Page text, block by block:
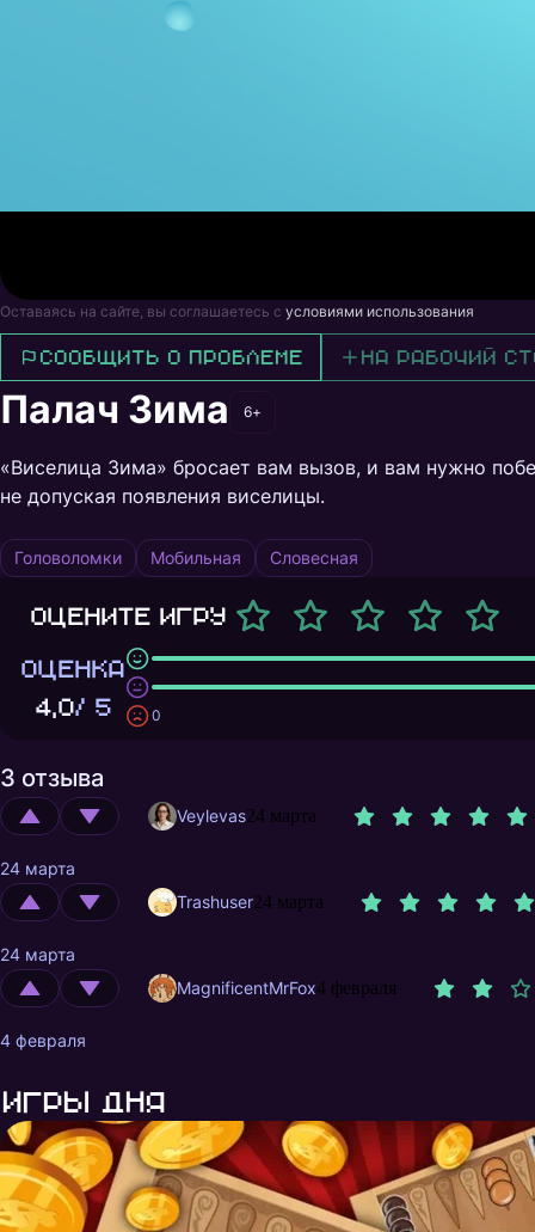
Оставаясь на сайте, вы соглашаетесь с условиями использования
Сообщить о проблеме На рабочий
Палач Зима 6+
«Виселица Зима» бросает вам вызов, и вам нужно
не допуская появления виселицы.
Головоломки Мобильная Словесная
Оцените игру
ОЦЕНКА
4,0/ 5 0
3 отзыва
Veylevas24 марта
24 марта
Trashuser24 марта
24 марта
MagnificentMrFox4 февраля
4 февраля
Игры дня